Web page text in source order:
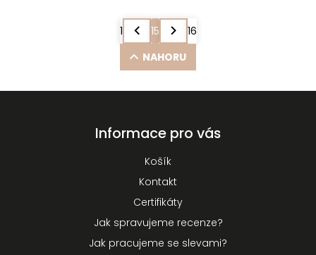
1 15
16
NAHORU
Informace pro vás
Košík
Kontakt
Certifikáty
Jak spravujeme recenze?
Jak pracujeme se slevami?